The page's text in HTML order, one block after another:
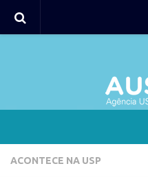
Agência
ACONTECE NA USP